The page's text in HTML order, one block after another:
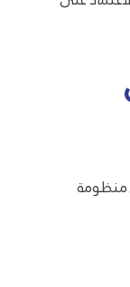
منظومة